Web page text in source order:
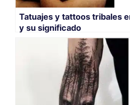
Tatuajes y tattoos tribales
y su significado